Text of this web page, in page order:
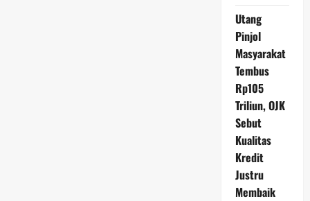
Utang
Pinjol
Masyarakat
Tembus
Rp105
Triliun, OJK
Sebut
Kualitas
Kredit
Justru
Membaik